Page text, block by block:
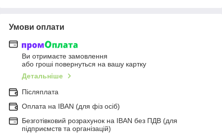
Умови оплати
Ви отримаєте замовлення
або гроші повернуться на вашу картку
Детальніше
Післяплата
Оплата на IBAN (для фіз осіб)
Безготівковий розрахунок на IBAN без ПДВ (для
підприємств та організацій)